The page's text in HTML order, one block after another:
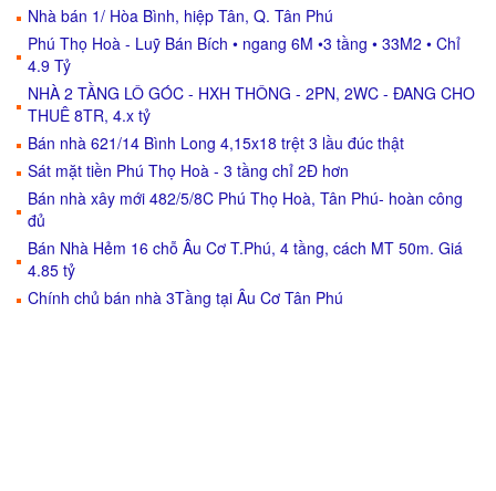
Nhà bán 1/ Hòa Bình, hiệp Tân, Q. Tân Phú
Phú Thọ Hoà - Luỹ Bán Bích • ngang 6M •3 tầng • 33M2 • Chỉ
4.9 Tỷ
NHÀ 2 TẦNG LÔ GÓC - HXH THÔNG - 2PN, 2WC - ĐANG CHO
THUÊ 8TR, 4.x tỷ
Bán nhà 621/14 Bình Long 4,15x18 trệt 3 lầu đúc thật
Sát mặt tiền Phú Thọ Hoà - 3 tầng chỉ 2Đ hơn
Bán nhà xây mới 482/5/8C Phú Thọ Hoà, Tân Phú- hoàn công
đủ
Bán Nhà Hẻm 16 chỗ Âu Cơ T.Phú, 4 tầng, cách MT 50m. Giá
4.85 tỷ
Chính chủ bán nhà 3Tầng tại Âu Cơ Tân Phú